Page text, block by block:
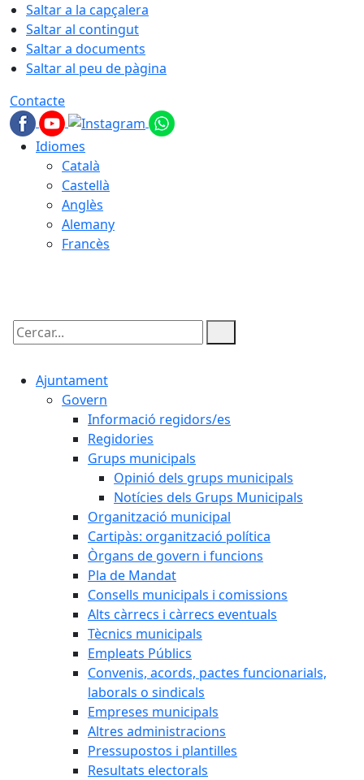
Saltar a la capçalera
Saltar al contingut
Saltar a documents
Saltar al peu de pàgina
Contacte
Idiomes
Català
Castellà
Anglès
Alemany
Francès
Cercar:
Ajuntament
Govern
Informació regidors/es
Regidories
Grups municipals
Opinió dels grups municipals
Notícies dels Grups Municipals
Organització municipal
Cartipàs: organització política
Òrgans de govern i funcions
Pla de Mandat
Consells municipals i comissions
Alts càrrecs i càrrecs eventuals
Tècnics municipals
Empleats Públics
Convenis, acords, pactes funcionarials,
laborals o sindicals
Empreses municipals
Altres administracions
Pressupostos i plantilles
Resultats electorals